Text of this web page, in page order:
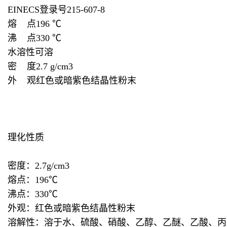
EINECS登录号215-607-8
熔 点196 ℃
沸 点330 ℃
水溶性可溶
密 度2.7 g/cm3
外 观红色或暗紫色结晶性粉末
理化性质
密度：2.7g/cm3
熔点：196℃
沸点：330℃
外观：红色或暗紫色结晶性粉末
溶解性：溶于水、硫酸、硝酸、乙醇、乙醚、乙酸、